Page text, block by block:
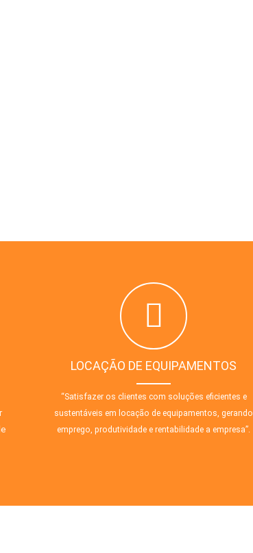
LOCAÇÃO DE EQUIPAMENTOS
“Satisfazer os clientes com soluções eficientes e
sustentáveis em locação de equipamentos, gerando
emprego, produtividade e rentabilidade a empresa”.